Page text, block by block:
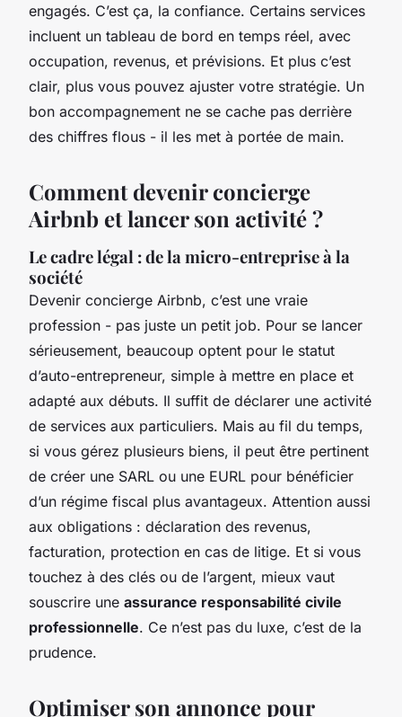
engagés. C’est ça, la confiance. Certains services
incluent un tableau de bord en temps réel, avec
occupation, revenus, et prévisions. Et plus c’est
clair, plus vous pouvez ajuster votre stratégie. Un
bon accompagnement ne se cache pas derrière
des chiffres flous - il les met à portée de main.
Comment devenir concierge
Airbnb et lancer son activité ?
Le cadre légal : de la micro-entreprise à la
société
Devenir concierge Airbnb, c’est une vraie
profession - pas juste un petit job. Pour se lancer
sérieusement, beaucoup optent pour le statut
d’auto-entrepreneur, simple à mettre en place et
adapté aux débuts. Il suffit de déclarer une activité
de services aux particuliers. Mais au fil du temps,
si vous gérez plusieurs biens, il peut être pertinent
de créer une SARL ou une EURL pour bénéficier
d’un régime fiscal plus avantageux. Attention aussi
aux obligations : déclaration des revenus,
facturation, protection en cas de litige. Et si vous
touchez à des clés ou de l’argent, mieux vaut
souscrire une assurance responsabilité civile
professionnelle. Ce n’est pas du luxe, c’est de la
prudence.
Optimiser son annonce pour